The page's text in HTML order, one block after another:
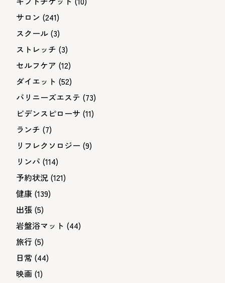
サロン (241)
スクール (3)
ストレッチ (3)
セルフケア (12)
ダイエット (52)
バリニーズエステ (73)
ビデンスピローサ (11)
ランチ (7)
リフレクソロジー (9)
リンパ (114)
予約状況 (121)
健康 (139)
出張 (5)
岩盤浴マット (44)
旅行 (5)
日常 (44)
映画 (1)